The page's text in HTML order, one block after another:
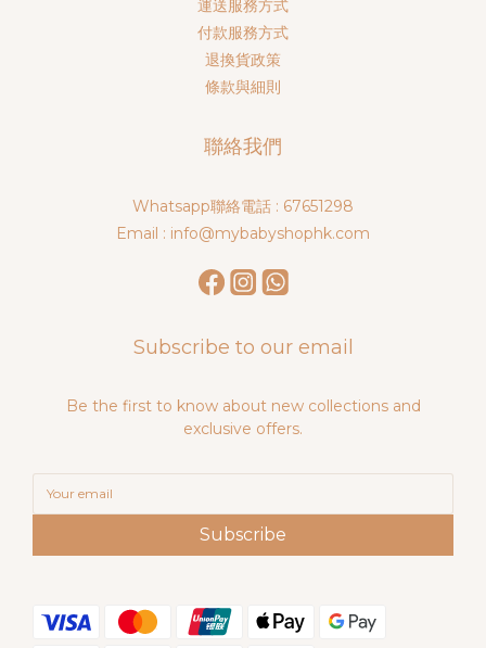
運送服務方式
付款服務方式
退換貨政策
條款與細則
聯絡我們
Whatsapp聯絡電話 : 67651298
Email : info@mybabyshophk.com
Subscribe to our email
Be the first to know about new collections and
exclusive offers.
Subscribe